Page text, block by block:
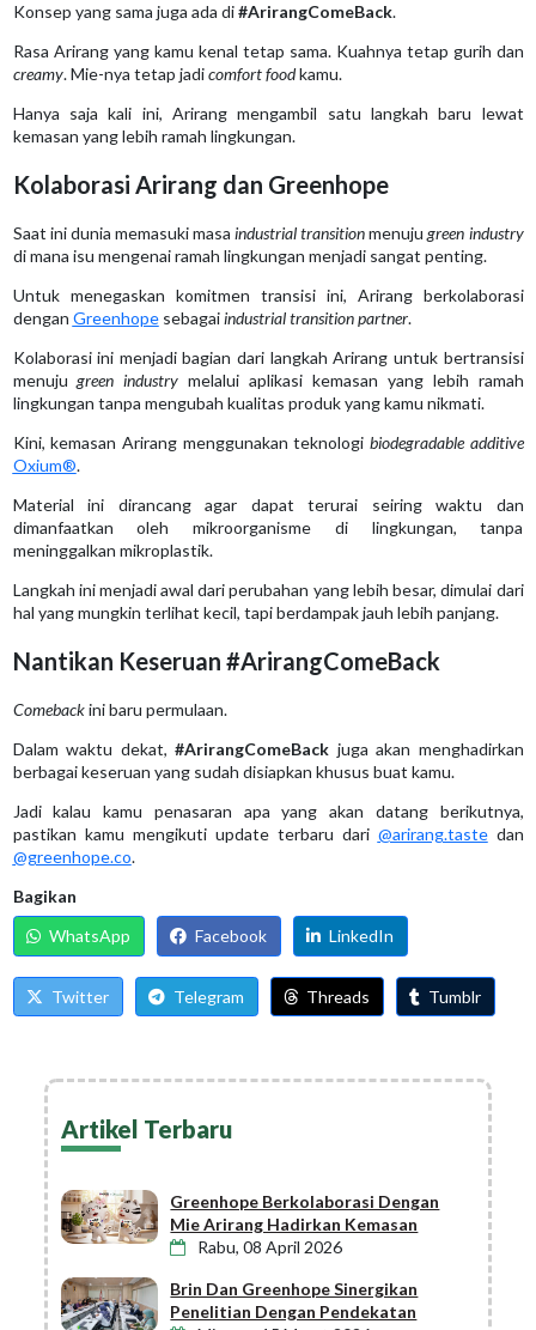
Konsep yang sama juga ada di#ArirangComeBack.
Rasa Arirang yang kamu kenal tetap sama. Kuahnya tetap gurih dan
creamy. Mie-nya tetap jadicomfort foodkamu.
Hanya saja kali ini, Arirang mengambil satu langkah baru lewat
kemasan yang lebih ramah lingkungan.
Kolaborasi Arirang dan Greenhope
Saat ini dunia memasuki masaindustrial transitionmenujugreen industry
di mana isu mengenai ramah lingkungan menjadi sangat penting.
Untuk menegaskan komitmen transisi ini, Arirang berkolaborasi
dengan Greenhopesebagaiindustrial transition partner.
Kolaborasi ini menjadi bagian dari langkah Arirang untuk bertransisi
menujugreen industry melalui aplikasi kemasan yang lebih ramah
lingkungan tanpa mengubah kualitas produk yang kamu nikmati.
Kini, kemasan Arirang menggunakan teknologi biodegradable additive
Oxium®.
Material ini dirancang agar dapat terurai seiring waktu dan
dimanfaatkan oleh mikroorganisme di lingkungan, tanpa
meninggalkan mikroplastik.
Langkah ini menjadi awal dari perubahan yang lebih besar, dimulai dari
hal yang mungkin terlihat kecil, tapi berdampak jauh lebih panjang.
Nantikan Keseruan #ArirangComeBack
Comebackini baru permulaan.
Dalam waktu dekat, #ArirangComeBack juga akan menghadirkan
berbagai keseruan yang sudah disiapkan khusus buat kamu.
Jadi kalau kamu penasaran apa yang akan datang berikutnya,
pastikan kamu mengikuti update terbaru dari @arirang.tastedan
@greenhope.co.
Bagikan
WhatsApp
Facebook LinkedIn
Twitter Telegram Threads Tumblr
Artikel Terbaru
Greenhope Berkolaborasi Dengan
Mie Arirang Hadirkan Kemasan
Rabu, 08 April 2026
Brin Dan Greenhope Sinergikan
Penelitian Dengan Pendekatan